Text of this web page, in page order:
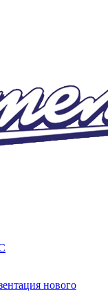
нового